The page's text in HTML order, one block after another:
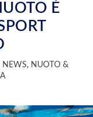
È
NEWS, NUOTO &